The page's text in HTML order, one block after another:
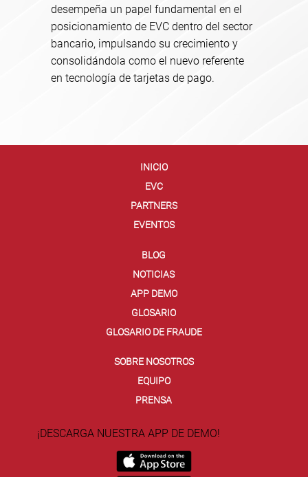
desempeña un papel fundamental en el
posicionamiento de EVC dentro del sector
bancario, impulsando su crecimiento y
consolidándola como el nuevo referente
en tecnología de tarjetas de pago.
INICIO
EVC
PARTNERS
EVENTOS
BLOG
NOTICIAS
APP DEMO
GLOSARIO
GLOSARIO DE FRAUDE
SOBRE NOSOTROS
EQUIPO
PRENSA
¡DESCARGA NUESTRA APP DE DEMO!